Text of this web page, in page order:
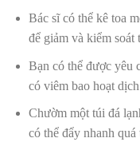
Bác sĩ có thể kê toa
để giảm và kiểm soát
Bạn có thể được yêu
có viêm bao hoạt
Chườm một túi đá
có thể đẩy nhanh